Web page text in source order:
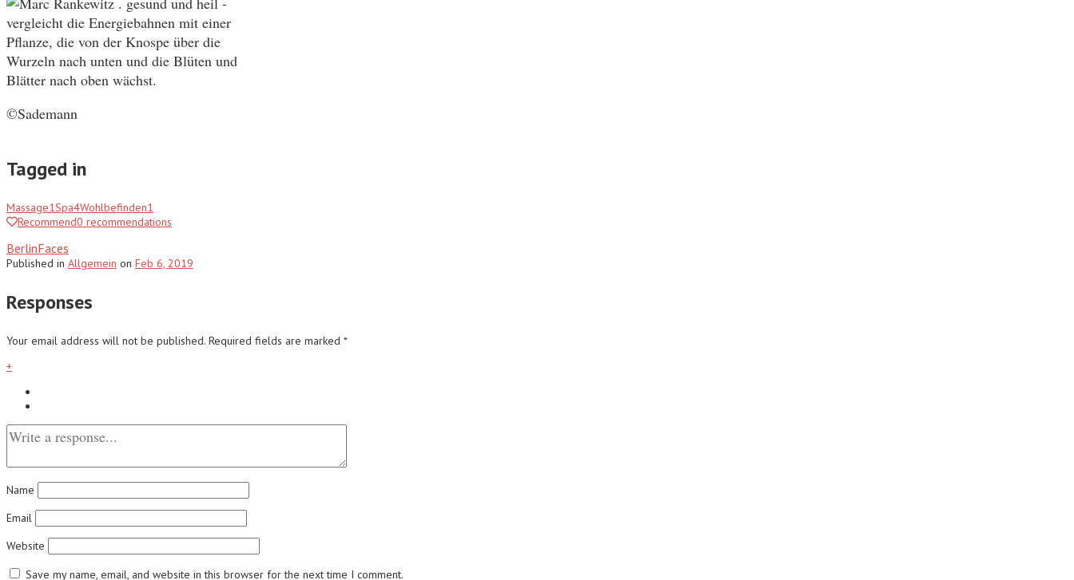
©Sademann
Tagged in
Massage1Spa4Wohlbefinden1
Recommend0 recommendations
BerlinFaces
Published in Allgemein on Feb 6, 2019
Responses
Your email address will not be published. Required fields are marked *
+
Name
Email
Website
Save my name, email, and website in this browser for the next time I comment.